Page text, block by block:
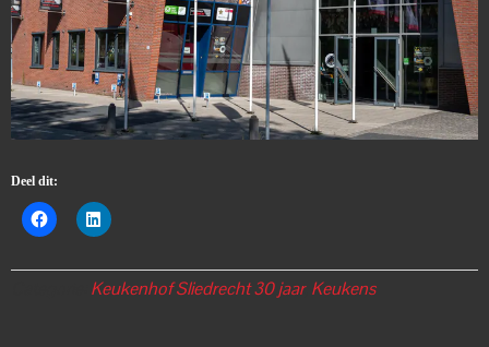
Deel dit:
Keukenhof Sliedrecht 30 jaar, Keukens